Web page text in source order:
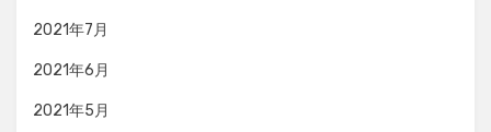
2021年7月
2021年6月
2021年5月